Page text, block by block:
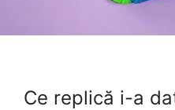
Ce replică i-a